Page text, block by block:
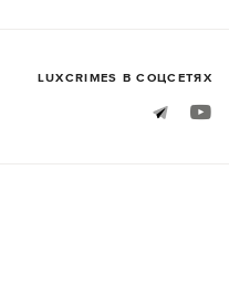
LUXСRIMES В СОЦСЕТЯХ